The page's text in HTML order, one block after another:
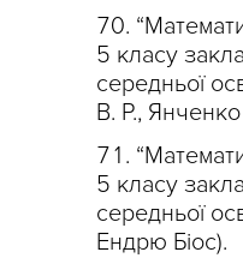
5 класу
середньої
В. Р.,
5 класу
середньої
Ендрю Біос).